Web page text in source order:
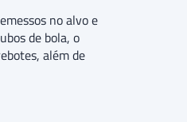
no alvo e
de bola, o
além de